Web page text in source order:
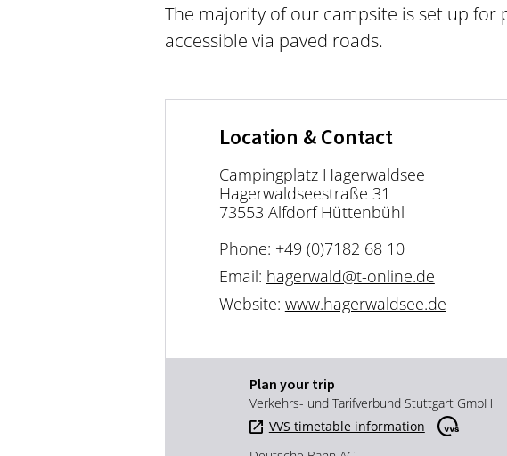
The majority of our campsite is set up for
accessible via paved roads.
Location & Contact
Campingplatz Hagerwaldsee
Hagerwaldseestraße 31
73553 Alfdorf Hüttenbühl
Phone: +49 (0)7182 68 10
Email: hagerwald@t-online.de
Website: www.hagerwaldsee.de
Plan your trip
Verkehrs- und Tarifverbund Stuttgart GmbH
VVS timetable information